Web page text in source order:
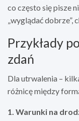
co często się pisze
„wyglądać dobrze”,
Przykłady
zdań
Dla utrwalenia –
różnicę między
1. Warunki na